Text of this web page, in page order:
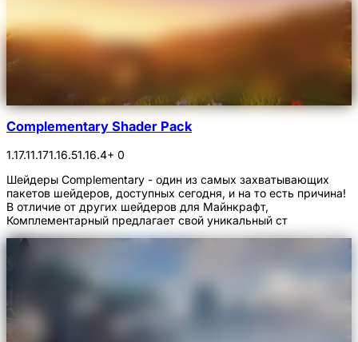
Complementary Shader Pack
1.17.11.171.16.51.16.4+ 0
Шейдеры Complementary - один из самых захватывающих
пакетов шейдеров, доступных сегодня, и на то есть причина!
В отличие от других шейдеров для Майнкрафт,
Комплементарный предлагает свой уникальный ст